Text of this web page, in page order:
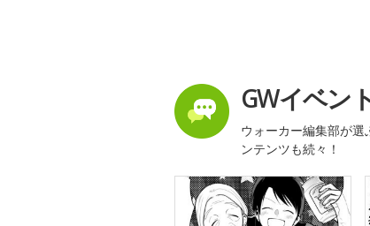
GWイベン
ウォーカー編集部が
ンテンツも続々！